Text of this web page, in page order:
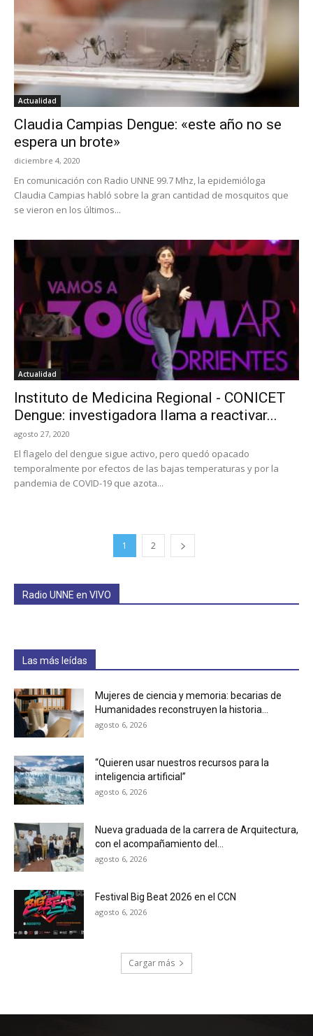
Actualidad
Claudia Campias Dengue: «este año no se
espera un brote»
diciembre 4, 2020
En comunicación con Radio UNNE 99.7 Mhz, la epidemióloga
Claudia Campias habló sobre la gran cantidad de mosquitos que
se vieron en los últimos...
Actualidad
Instituto de Medicina Regional - CONICET
Dengue: investigadora llama a reactivar...
agosto 27, 2020
El flagelo del dengue sigue activo, pero quedó opacado
temporalmente por efectos de las bajas temperaturas y por la
pandemia de COVID-19 que azota...
1 2
Radio UNNE en VIVO
Las más leídas
Mujeres de ciencia y memoria: becarias de
Humanidades reconstruyen la historia...
agosto 6, 2026
“Quieren usar nuestros recursos para la
inteligencia artificial”
agosto 6, 2026
Nueva graduada de la carrera de Arquitectura,
con el acompañamiento del...
agosto 6, 2026
Festival Big Beat 2026 en el CCN
agosto 6, 2026
Cargar más